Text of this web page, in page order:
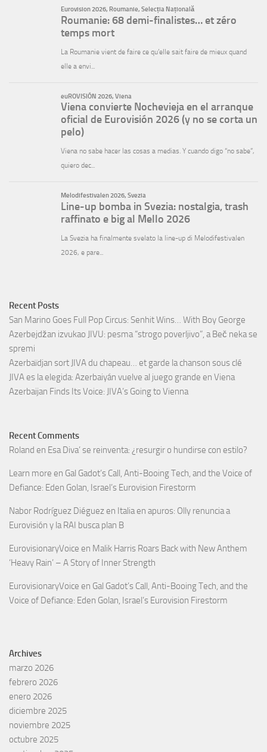
Recent Posts
San Marino Goes Full Pop Circus: Senhit Wins… With Boy George
Azerbejdžan izvukao JIVU: pesma “strogo poverljivo”, a Beč neka se
spremi
Azerbaïdjan sort JIVA du chapeau… et garde la chanson sous clé
JIVA es la elegida: Azerbaiyán vuelve al juego grande en Viena
Azerbaijan Finds Its Voice: JIVA’s Going to Vienna
Recent Comments
Roland en Esa Diva’ se reinventa: ¿resurgir o hundirse con estilo?
Learn more en Gal Gadot’s Call, Anti-Booing Tech, and the Voice of
Defiance: Eden Golan, Israel’s Eurovision Firestorm
Nabor Rodríguez Diéguez en Italia en apuros: Olly renuncia a
Eurovisión y la RAI busca plan B
EurovisionaryVoice en Malik Harris Roars Back with New Anthem
‘Heavy Rain’ – A Story of Inner Strength
EurovisionaryVoice en Gal Gadot’s Call, Anti-Booing Tech, and the
Voice of Defiance: Eden Golan, Israel’s Eurovision Firestorm
Archives
marzo 2026
febrero 2026
enero 2026
diciembre 2025
noviembre 2025
octubre 2025